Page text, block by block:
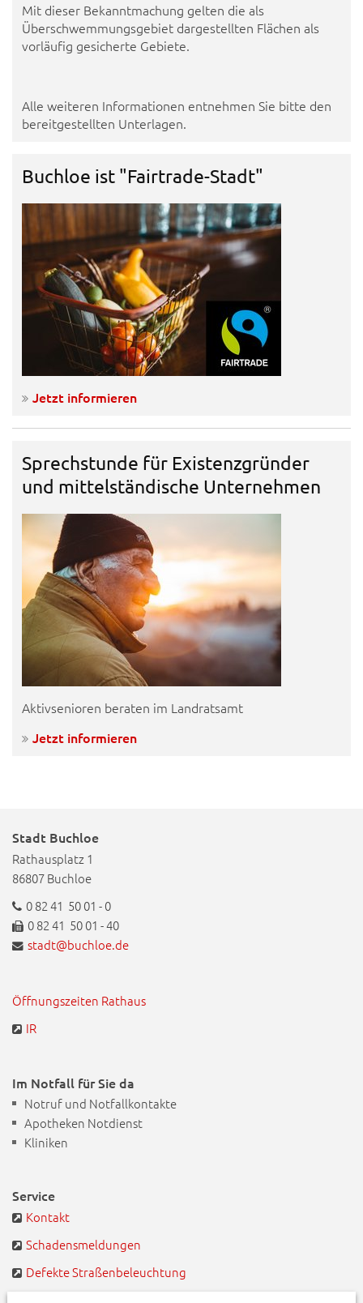
Mit dieser Bekanntmachung gelten die als
Überschwemmungsgebiet dargestellten Flächen als
vorläufig gesicherte Gebiete.
Alle weiteren Informationen entnehmen Sie bitte den
bereitgestellten Unterlagen.
Buchloe ist "Fairtrade-Stadt"
Jetzt informieren
Sprechstunde für Existenzgründer
und mittelständische Unternehmen
Aktivsenioren beraten im Landratsamt
Jetzt informieren
Stadt Buchloe
Rathausplatz 1
86807 Buchloe
0 82 41 50 01 - 0
0 82 41 50 01 - 40
stadt@buchloe.de
Öffnungszeiten Rathaus
IR
Im Notfall für Sie da
Notruf und Notfallkontakte
Apotheken Notdienst
Kliniken
Service
Kontakt
Schadensmeldungen
Defekte Straßenbeleuchtung